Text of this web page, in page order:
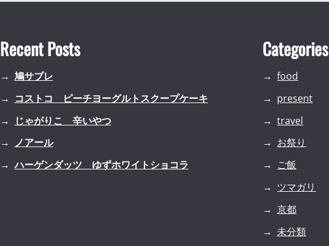
Recent Posts
鳩サブレ
コストコ ピーチヨーグルトスクープケーキ
じゃがりこ 辛いやつ
ノアール
ハーゲンダッツ ゆずホワイトショコラ
Categories
food
present
travel
お祭り
ご飯
ツマガリ
京都
未分類